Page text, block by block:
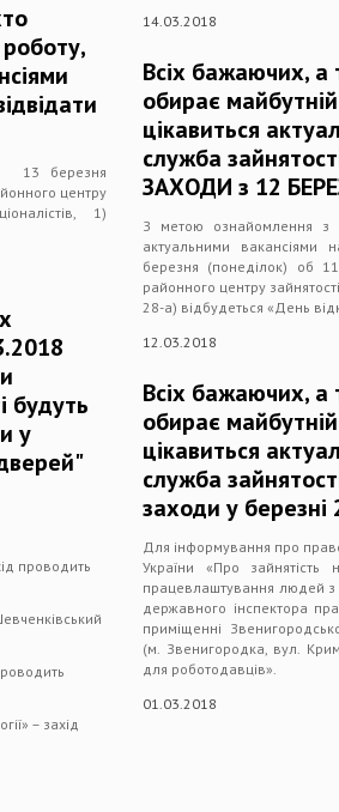
13 березня
центру
1)
будуть
у
проводить
– захід
14.03.2018
Всіх бажаючих, а
обирає
цікавиться
служба
ЗАХОДИ з 12
З метою ознайомлення з
актуальними вакансіями
березня (понеділок) об
районного центру
28-а) відбудеться «День
12.03.2018
Всіх бажаючих, а
обирає
цікавиться
служба
заходи у березні
Для інформування про
України «Про
працевлаштування людей
державного інспектора
приміщенні
(м. Звенигородка, вул.
для роботодавців».
01.03.2018